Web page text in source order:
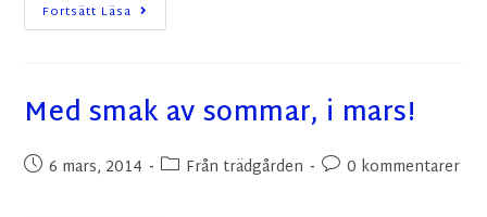
Fortsätt Läsa
Med smak av sommar, i mars!
6 mars, 2014 Från trädgården 0 kommentarer